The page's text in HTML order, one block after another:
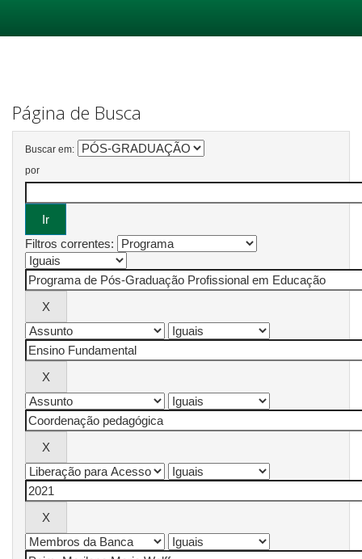
Página de Busca
Buscar em:
por
Filtros correntes: